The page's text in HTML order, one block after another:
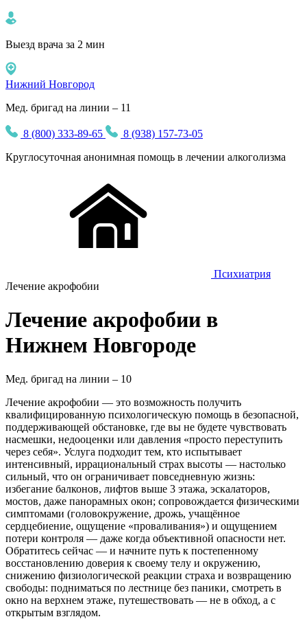
Выезд врача за 2 мин
Нижний Новгород
Мед. бригад на линии – 11
8 (800) 333-89-65
8 (938) 157-73-05
Круглосуточная анонимная помощь в лечении алкоголизма
Психиатрия
Лечение акрофобии
Лечение акрофобии в
Нижнем Новгороде
Мед. бригад на линии – 10
Лечение акрофобии — это возможность получить
квалифицированную психологическую помощь в безопасной,
поддерживающей обстановке, где вы не будете чувствовать
насмешки, недооценки или давления «просто переступить
через себя». Услуга подходит тем, кто испытывает
интенсивный, иррациональный страх высоты — настолько
сильный, что он ограничивает повседневную жизнь:
избегание балконов, лифтов выше 3 этажа, эскалаторов,
мостов, даже панорамных окон; сопровождается физическими
симптомами (головокружение, дрожь, учащённое
сердцебиение, ощущение «проваливания») и ощущением
потери контроля — даже когда объективной опасности нет.
Обратитесь сейчас — и начните путь к постепенному
восстановлению доверия к своему телу и окружению,
снижению физиологической реакции страха и возвращению
свободы: подниматься по лестнице без паники, смотреть в
окно на верхнем этаже, путешествовать — не в обход, а с
открытым взглядом.